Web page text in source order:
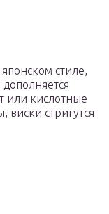
японском стиле,
или кислотные
виски стригутся